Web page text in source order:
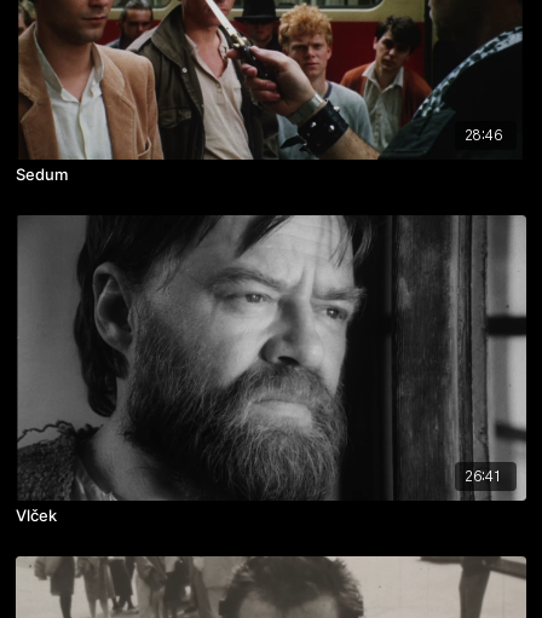
28:46
Sedum
26:41
Vlček